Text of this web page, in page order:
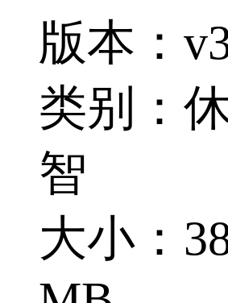
版本：
类别：
智
大小：